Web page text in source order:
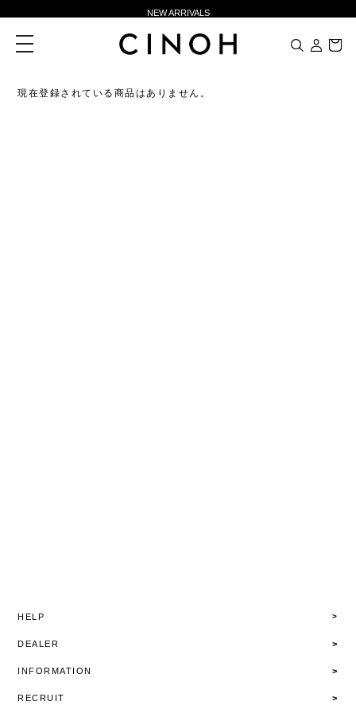
NEW ARRIVALS
新規会員登録500ポイントプレゼント
夏季休業に伴う一部業務休業のお知らせ
toggle
navigation
現在登録されている商品はありません。
HELP
DEALER
INFORMATION
RECRUIT